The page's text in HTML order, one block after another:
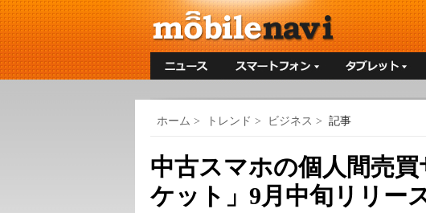
ホーム > トレンド > ビジネス > 記事
中古スマホの個人間売
ケット」9月中旬リリー